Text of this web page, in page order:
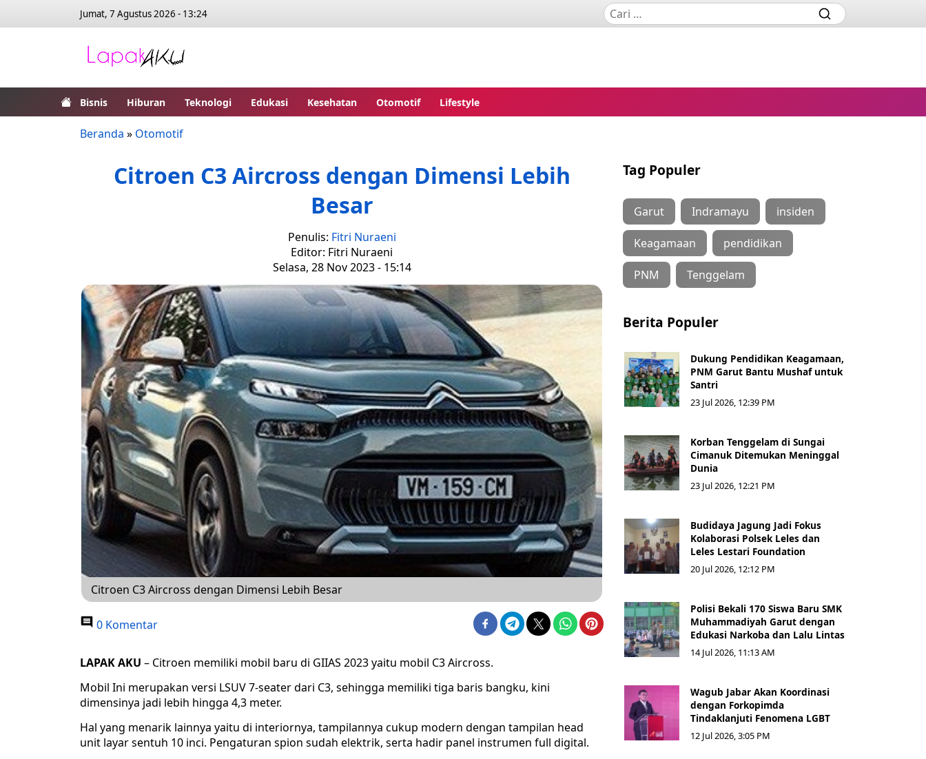
Jumat, 7 Agustus 2026 - 13:24
Bisnis Hiburan Teknologi Edukasi Kesehatan Otomotif Lifestyle
Beranda » Otomotif
Citroen C3 Aircross dengan Dimensi Lebih
Besar
Penulis: Fitri Nuraeni
Editor: Fitri Nuraeni
Selasa, 28 Nov 2023 - 15:14
Citroen C3 Aircross dengan Dimensi Lebih Besar
0 Komentar
LAPAK AKU – Citroen memiliki mobil baru di GIIAS 2023 yaitu mobil C3 Aircross.
Mobil Ini merupakan versi LSUV 7-seater dari C3, sehingga memiliki tiga baris bangku, kini
dimensinya jadi lebih hingga 4,3 meter.
Hal yang menarik lainnya yaitu di interiornya, tampilannya cukup modern dengan tampilan head
unit layar sentuh 10 inci. Pengaturan spion sudah elektrik, serta hadir panel instrumen full digital.
Tag Populer
Garut Indramayu insiden
Keagamaan pendidikan
PNM Tenggelam
Berita Populer
Dukung Pendidikan Keagamaan,
PNM Garut Bantu Mushaf untuk
Santri
23 Jul 2026, 12:39 PM
Korban Tenggelam di Sungai
Cimanuk Ditemukan Meninggal
Dunia
23 Jul 2026, 12:21 PM
Budidaya Jagung Jadi Fokus
Kolaborasi Polsek Leles dan
Leles Lestari Foundation
20 Jul 2026, 12:12 PM
Polisi Bekali 170 Siswa Baru SMK
Muhammadiyah Garut dengan
Edukasi Narkoba dan Lalu Lintas
14 Jul 2026, 11:13 AM
Wagub Jabar Akan Koordinasi
dengan Forkopimda
Tindaklanjuti Fenomena LGBT
12 Jul 2026, 3:05 PM